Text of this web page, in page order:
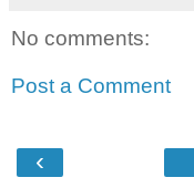
No comments:
Post a Comment
‹